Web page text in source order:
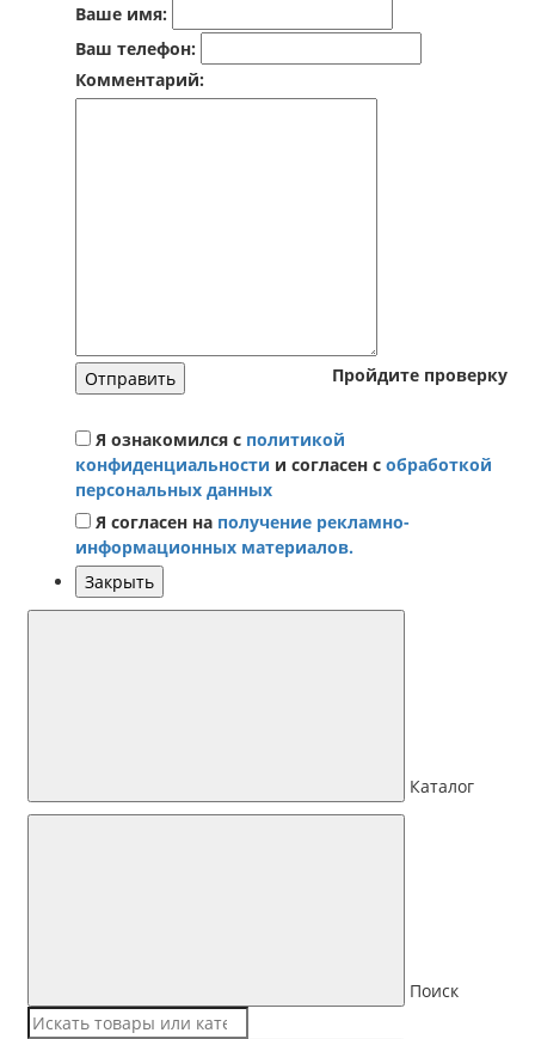
Ваше имя:
Ваш телефон:
Комментарий:
Пройдите проверку
Отправить
Я ознакомился с политикой
конфиденциальности и согласен с обработкой
персональных данных
Я согласен на получение рекламно-
информационных материалов.
Закрыть
Каталог
Поиск